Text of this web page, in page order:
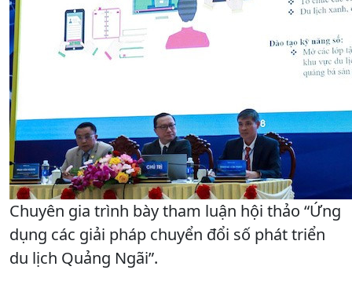
Chuyên gia trình bày tham luận hội thảo “Ứng
dụng các giải pháp chuyển đổi số phát triển
du lịch Quảng Ngãi”.